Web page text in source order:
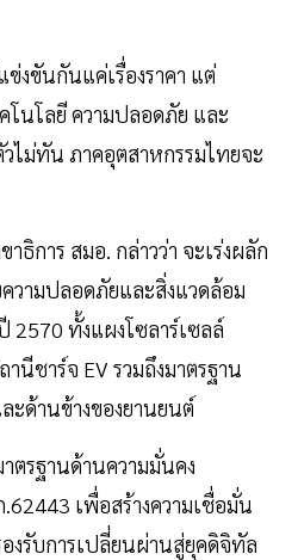
ข่งขันกันแค่เรื่องราคา แต่
นโลยี ความปลอดภัย และ
ไม่ทัน ภาคอุตสาหกรรมไทยจะ
ธิการ สมอ. กล่าวว่า จะเร่งผลัก
วามปลอดภัยและสิ่งแวดล้อม
2570 ทั้งแผงโซลาร์เซลล์
นีชาร์จ EV รวมถึงมาตรฐาน
ด้านข้างของยานยนต์
ตรฐานด้านความมั่นคง
เพื่อสร้างความเชื่อมั่น
งรับการเปลี่ยนผ่านสู่ยุคดิจิทัล